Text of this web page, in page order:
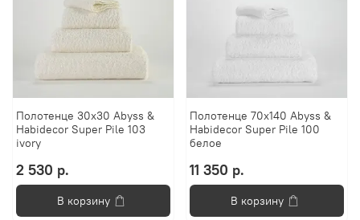
Полотенце 30x30 Abyss &
Habidecor Super Pile 103
ivory
2 530 р.
В корзину
Полотенце 70х140 Abyss &
Habidecor Super Pile 100
белое
11 350 р.
В корзину